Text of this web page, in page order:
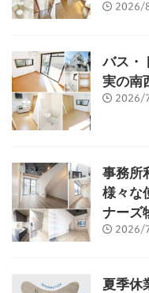
2026/
バス・
実の南
2026/
事務所
様々な
ナーズ
2026/
夏季休